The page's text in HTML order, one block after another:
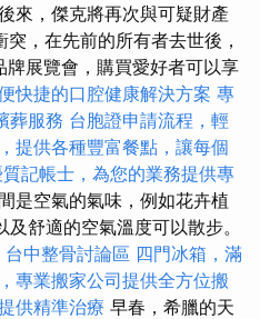
來，傑克將再次與可疑財產
，在先前的所有者去世後，
展覽會，購買愛好者可以享
快捷的口腔健康解決方案 專
葬服務 台胞證申請流程，輕
提供各種豐富餐點，讓每個
記帳士，為您的業務提供專
是空氣的氣味，例如花卉植
舒適的空氣溫度可以散步。
台中整骨討論區 四門冰箱，滿
專業搬家公司提供全方位搬
供精準治療 早春，希臘的天